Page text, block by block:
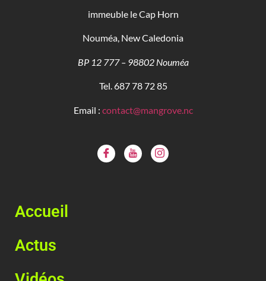
immeuble le Cap Horn
Nouméa, New Caledonia
BP 12 777 – 98802 Nouméa
Tel. 687 78 72 85
Email : contact@mangrove.nc
Accueil
Actus